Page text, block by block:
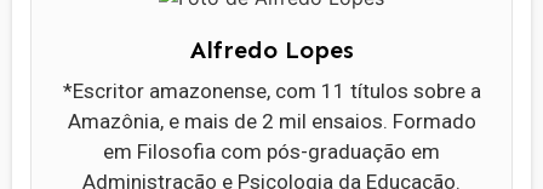
Alfredo Lopes
*Escritor amazonense, com 11 títulos sobre a
Amazônia, e mais de 2 mil ensaios. Formado
em Filosofia com pós-graduação em
Administração e Psicologia da Educação.